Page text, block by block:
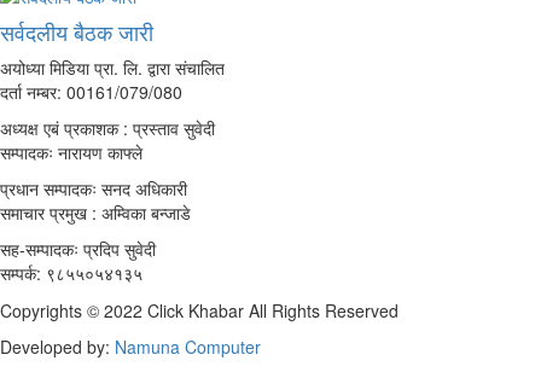
सर्वदलीय बैठक जारी
अयोध्या मिडिया प्रा. लि. द्वारा संचालित
दर्ता नम्बर: 00161/079/080
अध्यक्ष एबं प्रकाशक : प्रस्ताव सुवेदी
सम्पादकः नारायण काफ्ले
प्रधान सम्पादकः सनद अधिकारी
समाचार प्रमुख : अम्विका बन्जाडे
सह-सम्पादकः प्रदिप सुवेदी
सम्पर्क: ९८५५०५४१३५
Copyrights © 2022 Click Khabar All Rights Reserved
Developed by: Namuna Computer